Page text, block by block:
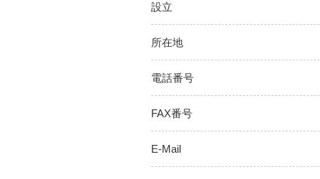
設立
所在地
電話番号
FAX番号
E-Mail